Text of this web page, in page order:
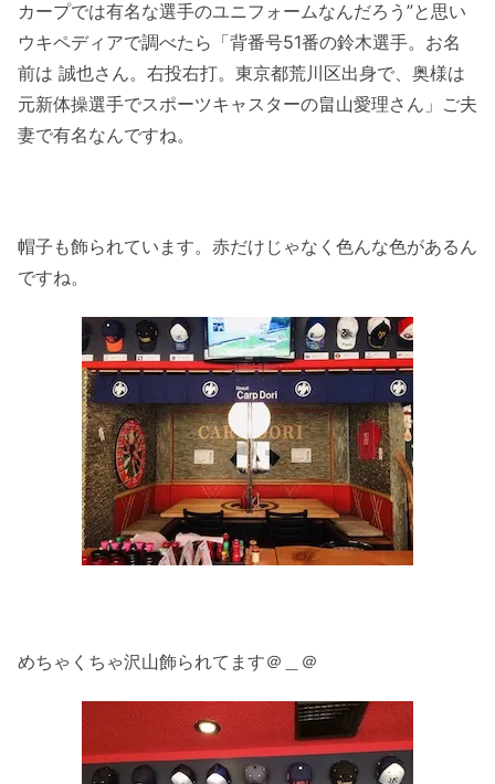
カープでは有名な選手のユニフォームなんだろう”と思い
ウキペディアで調べたら「背番号51番の鈴木選手。お名
前は 誠也さん。右投右打。東京都荒川区出身で、奥様は
元新体操選手でスポーツキャスターの畠山愛理さん」ご夫
妻で有名なんですね。
帽子も飾られています。赤だけじゃなく色んな色があるん
ですね。
めちゃくちゃ沢山飾られてます＠＿＠